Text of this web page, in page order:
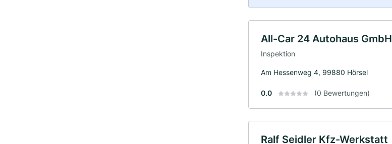
All-Car 24 Autohaus GmbH
Inspektion
Am Hessenweg 4, 99880 Hörsel
0.0 (0 Bewertungen)
Ralf Seidler Kfz-Werkstatt